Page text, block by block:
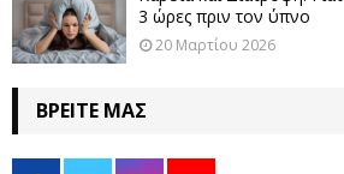
3 ώρες πριν τον ύπνο
20 Μαρτίου 2026
ΒΡΕΊΤΕ ΜΑΣ